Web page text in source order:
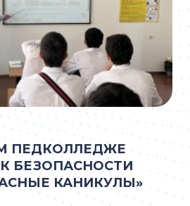
ПЕДКОЛЛЕДЖЕ
БЕЗОПАСНОСТИ
КАНИКУЛЫ»